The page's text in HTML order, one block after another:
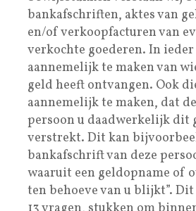
bankafschriften, aktes van
en/of verkoopfacturen van
verkochte goederen. In
aannemelijk te maken van
geld heeft ontvangen. Ook
aannemelijk te maken, dat
persoon u daadwerkelijk dit
verstrekt. Dit kan
bankafschrift van deze
waaruit een geldopname of
ten behoeve van u blijkt”. Dit